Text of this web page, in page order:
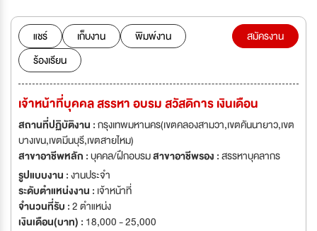
แชร์ เก็บงาน
พิมพ์งาน
ร้องเรียน
สมัครงาน
เจ้าหน้าที่บุคคล สรรหา อบรม สวัสดิการ เงินเดือน
สถานที่ปฏิบัติงาน :กรุงเทพมหานคร(เขตคลองสามวา,เขตคันนายาว,เขต
บางเขน,เขตมีนบุรี,เขตสายไหม)
สาขาอาชีพหลัก :บุคคล/ฝึกอบรมสาขาอาชีพรอง :สรรหาบุคลากร
รูปแบบงาน :งานประจำ
ระดับตำแหน่งงาน : เจ้าหน้าที่
จำนวนที่รับ :2 ตำแหน่ง
เงินเดือน(บาท) : 18,000 - 25,000